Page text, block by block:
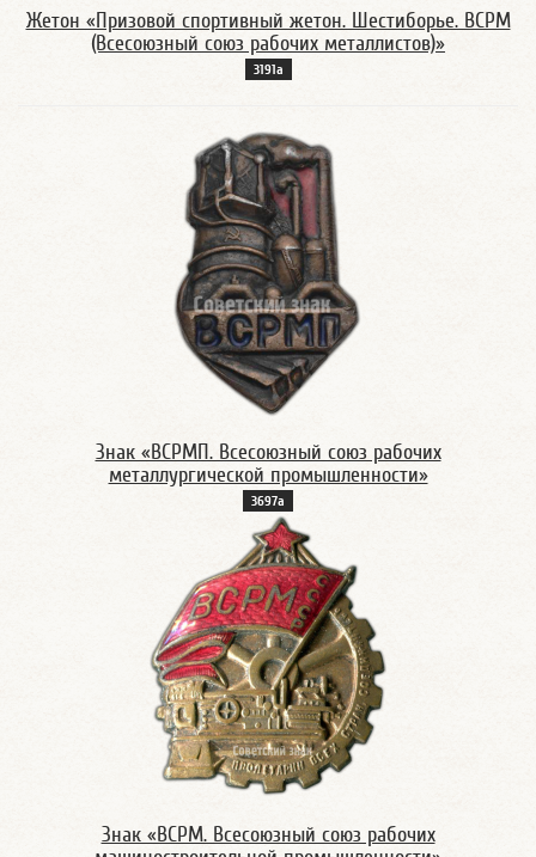
Жетон «Призовой спортивный жетон. Шестиборье. ВСРМ
(Всесоюзный союз рабочих металлистов)»
3191а
Знак «ВСРМП. Всесоюзный союз рабочих
металлургической промышленности»
3697а
Знак «ВСРМ. Всесоюзный союз рабочих